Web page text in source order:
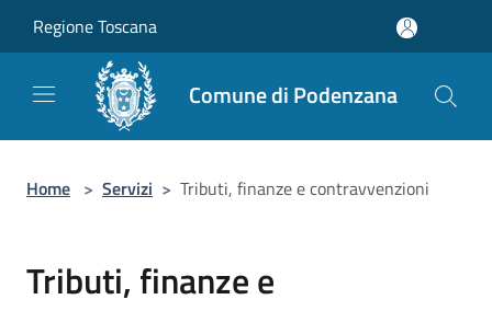
Regione Toscana
Comune di Podenzana
Home > Servizi > Tributi, finanze e contravvenzioni
Tributi, finanze e